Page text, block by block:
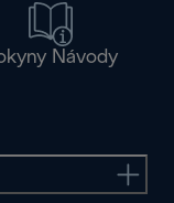
Návody